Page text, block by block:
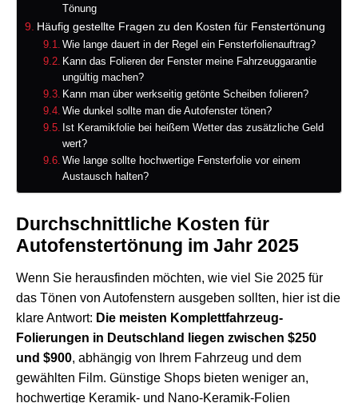
Tönung
Häufig gestellte Fragen zu den Kosten für Fenstertönung
Wie lange dauert in der Regel ein Fensterfolienauftrag?
Kann das Folieren der Fenster meine Fahrzeuggarantie
ungültig machen?
Kann man über werkseitig getönte Scheiben folieren?
Wie dunkel sollte man die Autofenster tönen?
Ist Keramikfolie bei heißem Wetter das zusätzliche Geld
wert?
Wie lange sollte hochwertige Fensterfolie vor einem
Austausch halten?
Durchschnittliche Kosten für
Autofenstertönung im Jahr 2025
Wenn Sie herausfinden möchten, wie viel Sie 2025 für
das Tönen von Autofenstern ausgeben sollten, hier ist die
klare Antwort: Die meisten Komplettfahrzeug-
Folierungen in Deutschland liegen zwischen $250
und $900, abhängig von Ihrem Fahrzeug und dem
gewählten Film. Günstige Shops bieten weniger an,
hochwertige Keramik- und Nano-Keramik-Folien